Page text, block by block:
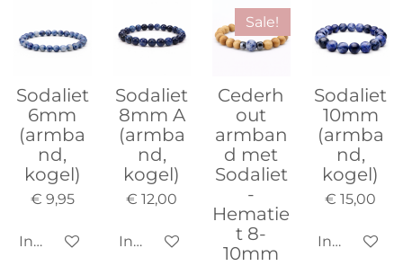
Sodaliet
6mm
(armba
nd,
kogel)
€ 9,95
In winkelwagen
Sodaliet
8mm A
(armba
nd,
kogel)
€ 12,00
In winkelwagen
Sale!
Cederh
out
armban
d met
Sodaliet
-
Hematie
t 8-
10mm
Sodaliet
10mm
(armba
nd,
kogel)
€ 15,00
In